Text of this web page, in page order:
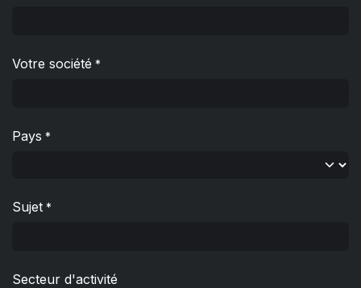
Votre société *
Pays *
Sujet *
Secteur d'activité